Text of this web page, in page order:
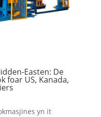
Easten: De
foar US, Kanada,
yn it